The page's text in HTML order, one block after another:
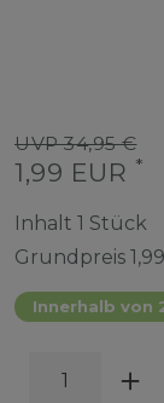
UVP 34,95 €
1,99 EUR *
Inhalt 1 Stück
Grundpreis
Innerhalb von